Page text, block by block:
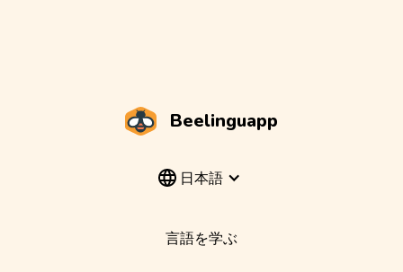
Beelinguapp
日本語
言語を学ぶ